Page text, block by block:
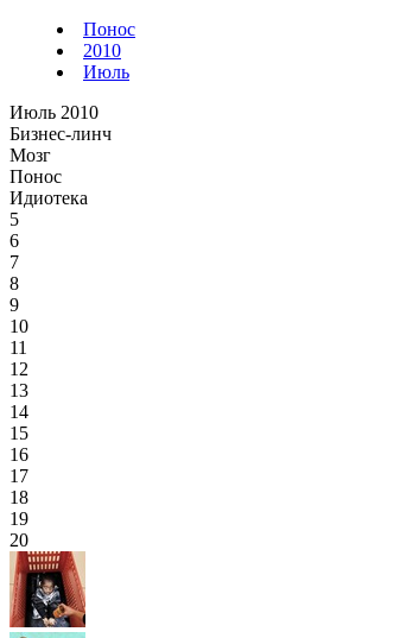
Понос
2010
Июль
Июль 2010
Бизнес-линч
Мозг
Понос
Идиотека
5
6
7
8
9
10
11
12
13
14
15
16
17
18
19
20